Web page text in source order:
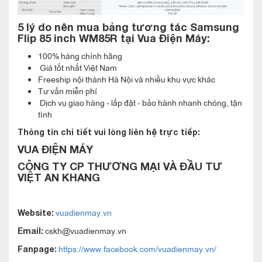
Bảng tương tác Samsung Flip 85 inch
WM85R đa dạng tùy chọn kết nối
Samsung mang đến nhiều tùy chọn kết nối linh hoạt như USB,
HDMI, DP, NFC, chia sẻ màn hình và khe OPS được bổ sung
gần đây, cho phép người dùng truy cập dễ dàng vào Flip từ
nhiều thiết bị khác nhau. Thông qua khả năng trình chiếu liền
mạch mọi nội dung từ phía sau của Flip, giáo viên có thể tập
trung truyền đạt tối đa, giúp thu hút sự chú ý của học sinh đối
với bài giảng.
5 lý do nên mua bảng tương tác Samsung
Flip 85 inch WM85R tại Vua Điện Máy:
100% hàng chính hãng
Giá tốt nhất Việt Nam
Freeship nội thành Hà Nội và nhiều khu vực khác
Tư vấn miễn phí
Dịch vụ giao hàng - lắp đặt - bảo hành nhanh chóng, tận
tình
Thông tin chi tiết vui lòng liên hệ trực tiếp:
VUA ĐIỆN MÁY
CÔNG TY CP THƯƠNG MẠI VÀ ĐẦU TƯ
VIỆT AN KHANG
Website: vuadienmay.vn
Email: cskh@vuadienmay.vn
Fanpage: https://www.facebook.com/vuadienmay.vn/